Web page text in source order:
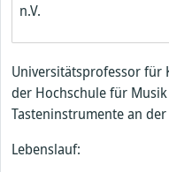
n.V.
Universitätsprofessor für
der Hochschule für
Tasteninstrumente an
Lebenslauf: